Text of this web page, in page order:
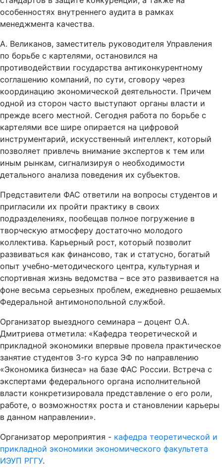
особенностях внутреннего аудита в рамках
менеджмента качества.
А. Великанов, заместитель руководителя Управления
по борьбе с картелями, остановился на
противодействии государства антиконкурентному
соглашению компаний, по сути, сговору через
координацию экономической деятельности. Причем
одной из сторон часто выступают органы власти и
прежде всего местной. Сегодня работа по борьбе с
картелями все шире опирается на цифровой
инструментарий, искусственный интеллект, который
позволяет привлечь внимание экспертов к тем или
иным рынкам, сигнализируя о необходимости
детального анализа поведения их субъектов.
Представители ФАС ответили на вопросы студентов и
пригласили их пройти практику в своих
подразделениях, пообещав полное погружение в
творческую атмосферу достаточно молодого
коллектива. Карьерный рост, который позволит
развиваться как финансово, так и статусно, богатый
опыт учебно-методического центра, культурная и
спортивная жизнь ведомства – все это развивается на
фоне весьма серьезных проблем, ежедневно решаемых
Федеральной антимонопольной службой.
Организатор выездного семинара – доцент О.А.
Дмитриева отметила: «Кафедра теоретической и
прикладной экономики впервые провела практическое
занятие студентов 3-го курса ЭФ по направлению
«Экономика бизнеса» на базе ФАС России. Встреча с
экспертами федерального органа исполнительной
власти конкретизировала представление о его роли,
работе, о возможностях роста и становлении карьеры
в данном направлении».
Организатор мероприятия - кафедра теоретической и
прикладной экономики экономического факультета
ИЭУП РГГУ.